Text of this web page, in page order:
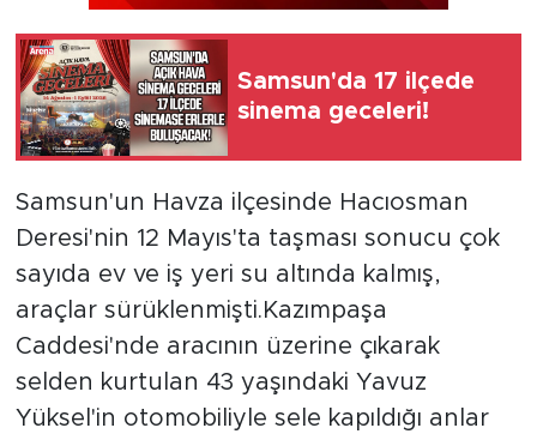
Samsun'da 17 ilçede
sinema geceleri!
Samsun'un Havza ilçesinde Hacıosman
Deresi'nin 12 Mayıs'ta taşması sonucu çok
sayıda ev ve iş yeri su altında kalmış,
araçlar sürüklenmişti.Kazımpaşa
Caddesi'nde aracının üzerine çıkarak
selden kurtulan 43 yaşındaki Yavuz
Yüksel'in otomobiliyle sele kapıldığı anlar